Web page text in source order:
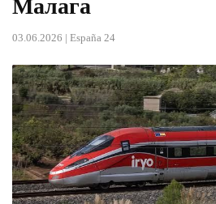
Малага
03.06.2026 | España 24